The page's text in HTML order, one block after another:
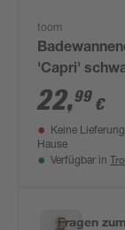
toom
'Capri'
72 cm
22,99 €
Keine
Hause
Verfügbar in
Fragen